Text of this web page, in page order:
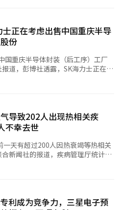
彻斯特城进行季前友谊赛。这场比
球迷面前的首次非正式亮相。 李
关注的俱乐部，我知道它是多么优
我感到非
士正在考虑出售中国重庆半导
份
国重庆半导体封装（后工序）工厂
个选项。如果股份出售成功，预计
于初步阶段，实际交易可能不会达
，是负责中国境内NAND闪存封装
※ 本报
导致202人出现热相关疾
不幸去世
天有超过200人因热衰竭等热相关
接诊的热相关疾病患者人数为202
日不足50人，而进入本月以来，每
8月3日有208人，4日211人，5日
利成为竞争力，三星电子预